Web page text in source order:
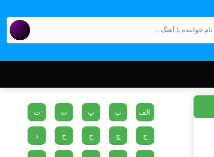
الف ب پ ت ث
ج چ ح خ د